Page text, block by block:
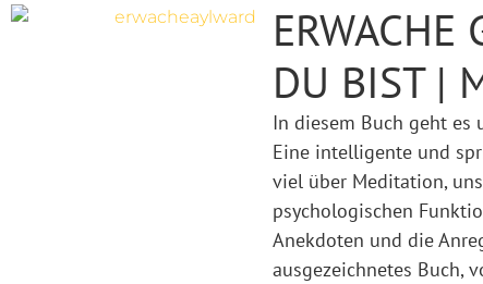
ERWACHE
DU BIST |
In diesem Buch geht es
Eine intelligente und
viel über Meditation,
psychologischen
Anekdoten und die
ausgezeichnetes Buch,